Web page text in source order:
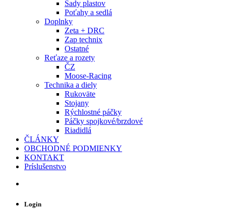
Sady plastov
Poťahy a sedlá
Doplnky
Zeta + DRC
Zap technix
Ostatné
Reťaze a rozety
ČZ
Moose-Racing
Technika a diely
Rukoväte
Stojany
Rýchlostné páčky
Páčky spojkové/brzdové
Riadidlá
ČLÁNKY
OBCHODNÉ PODMIENKY
KONTAKT
Príslušenstvo
Login